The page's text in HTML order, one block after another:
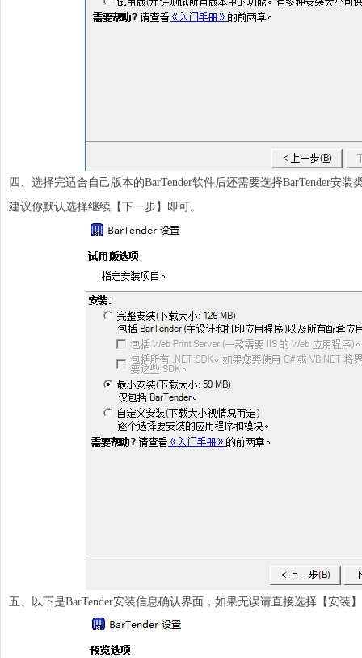
四、选择完适合自己版本的BarTender软件后还需要选择BarTender安装
建议你默认选择继续【下一步】即可。
五、以下是BarTender安装信息确认界面，如果无误请直接选择【安装